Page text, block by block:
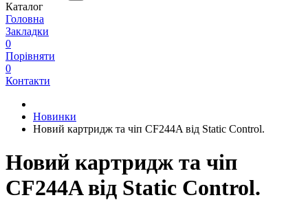
Каталог
Головна
Закладки
0
Порівняти
0
Контакти
Новинки
Новий картридж та чіп CF244A від Static Control.
Новий картридж та чіп
CF244A від Static Control.